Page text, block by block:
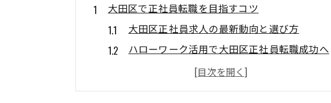
大田区で正社員転職を目指すコツ
大田区正社員求人の最新動向と選び方
ハローワーク活用で大田区正社員転職成功へ
大田区正社員採用で重視されるポイント
40代・50代に強い大田区正社員求人の探し方